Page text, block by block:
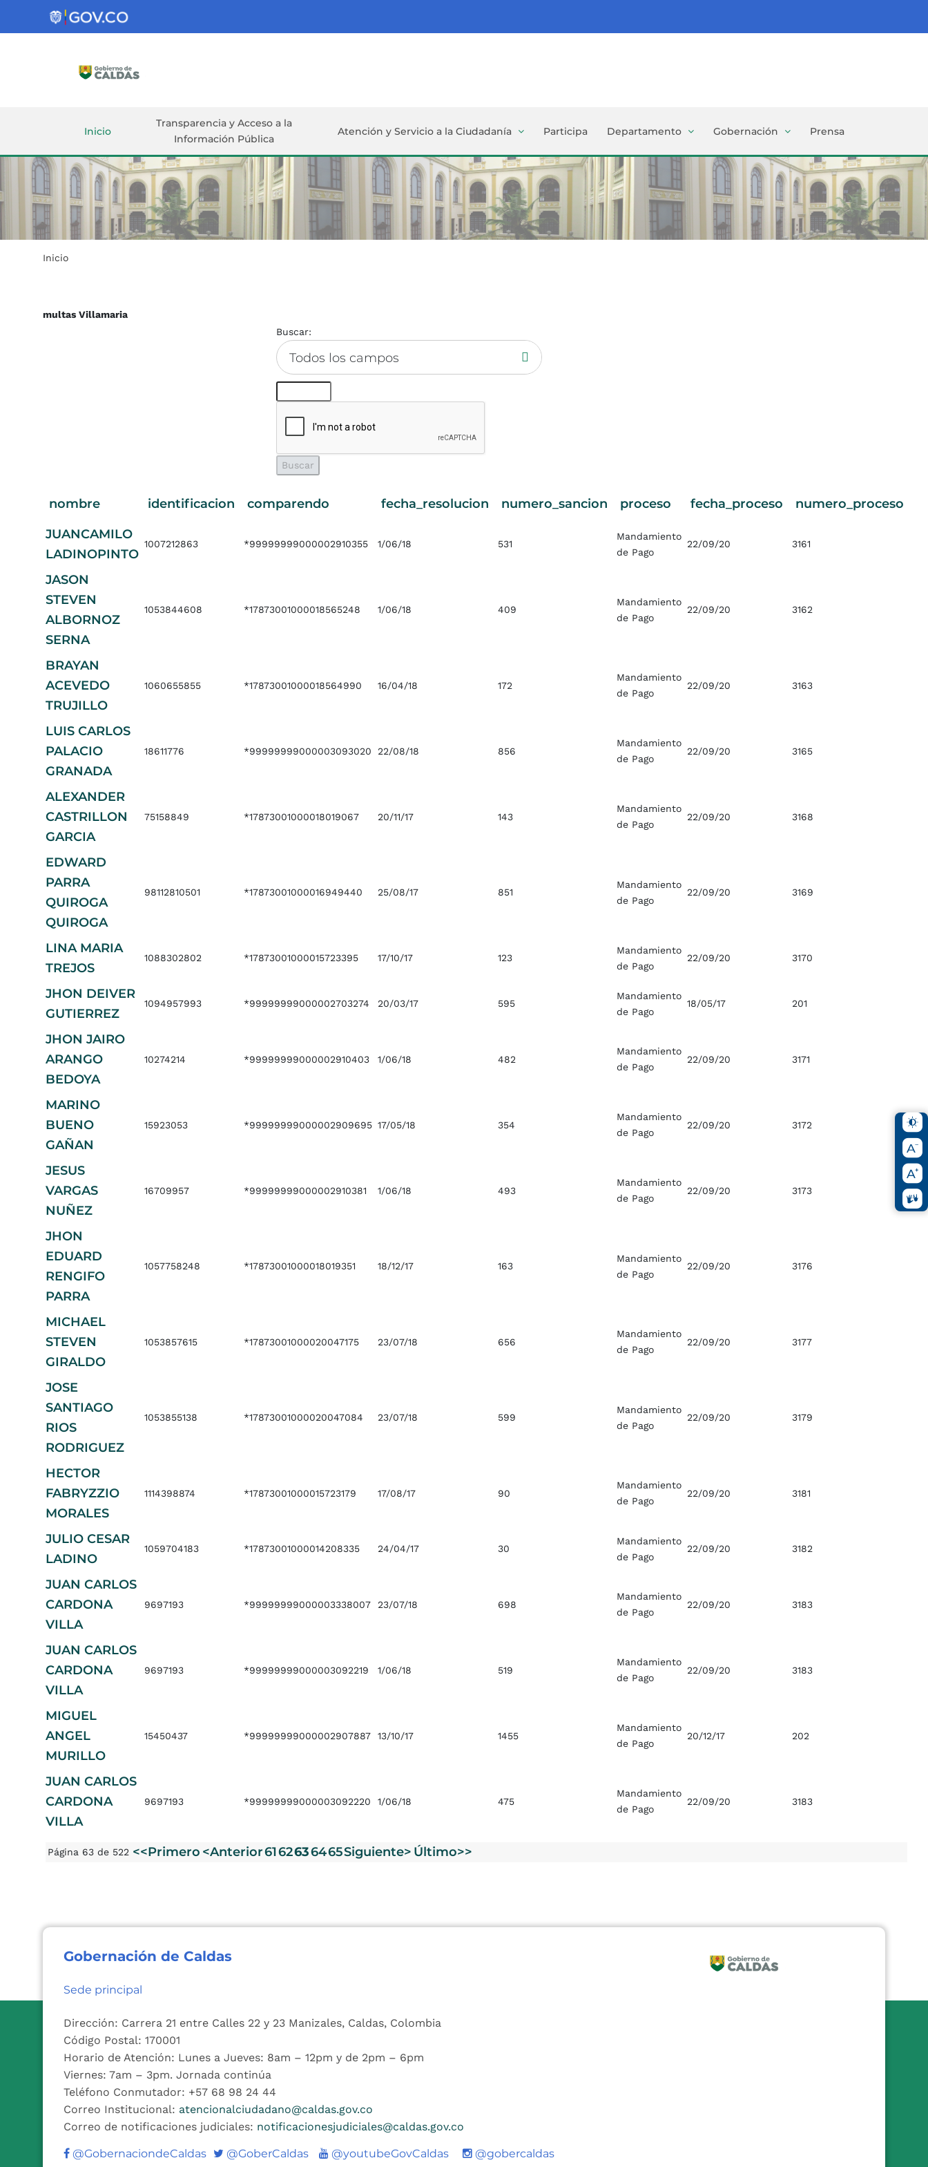
Gobernación
Inicio
Transparencia y Acceso a la
Información Pública
Atención y Servicio a la Ciudadanía Participa Departamento Gobernación Prensa
Inicio
multas Villamaria
Buscar:
Todos los campos
nombre identificacion comparendo fecha_resolucion numero_sancion proceso fecha_proceso
numero_proceso
JUANCAMILO
LADINOPINTO
1007212863 *99999999000002910355 1/06/18 531
Mandamiento
de Pago
22/09/20 3161
JASON
STEVEN
ALBORNOZ
SERNA
1053844608 *17873001000018565248 1/06/18 409
Mandamiento
de Pago
22/09/20 3162
BRAYAN
ACEVEDO
TRUJILLO
1060655855 *17873001000018564990 16/04/18 172
Mandamiento
de Pago
22/09/20 3163
LUIS CARLOS
PALACIO
GRANADA
18611776 *99999999000003093020 22/08/18 856
Mandamiento
de Pago
22/09/20 3165
ALEXANDER
CASTRILLON
GARCIA
75158849 *17873001000018019067 20/11/17 143
Mandamiento
de Pago
22/09/20 3168
EDWARD
PARRA
QUIROGA
QUIROGA
98112810501 *17873001000016949440 25/08/17 851
Mandamiento
de Pago
22/09/20 3169
LINA MARIA
TREJOS
1088302802 *17873001000015723395 17/10/17 123
Mandamiento
de Pago
22/09/20 3170
JHON DEIVER
GUTIERREZ
1094957993 *99999999000002703274 20/03/17 595
Mandamiento
de Pago
18/05/17 201
JHON JAIRO
ARANGO
BEDOYA
10274214 *99999999000002910403 1/06/18 482
Mandamiento
de Pago
22/09/20 3171
MARINO
BUENO
GAÑAN
15923053 *99999999000002909695 17/05/18 354
Mandamiento
de Pago
22/09/20 3172
JESUS
VARGAS
NUÑEZ
16709957 *99999999000002910381 1/06/18 493
Mandamiento
de Pago
22/09/20 3173
JHON
EDUARD
RENGIFO
PARRA
1057758248 *17873001000018019351 18/12/17 163
Mandamiento
de Pago
22/09/20 3176
MICHAEL
STEVEN
GIRALDO
1053857615 *17873001000020047175 23/07/18 656
Mandamiento
de Pago
22/09/20 3177
JOSE
SANTIAGO
RIOS
RODRIGUEZ
1053855138 *17873001000020047084 23/07/18 599
Mandamiento
de Pago
22/09/20 3179
HECTOR
FABRYZZIO
MORALES
1114398874 *17873001000015723179 17/08/17 90
Mandamiento
de Pago
22/09/20 3181
JULIO CESAR
LADINO
1059704183 *17873001000014208335 24/04/17 30
Mandamiento
de Pago
22/09/20 3182
JUAN CARLOS
CARDONA
VILLA
9697193 *99999999000003338007 23/07/18 698
Mandamiento
de Pago
22/09/20 3183
JUAN CARLOS
CARDONA
VILLA
9697193 *99999999000003092219 1/06/18 519
Mandamiento
de Pago
22/09/20 3183
MIGUEL
ANGEL
MURILLO
15450437 *99999999000002907887 13/10/17 1455
Mandamiento
de Pago
20/12/17 202
JUAN CARLOS
CARDONA
VILLA
9697193 *99999999000003092220 1/06/18 475
Mandamiento
de Pago
22/09/20 3183
Página 63 de 522 <<Primero <Anterior6162636465Siguiente> Último>>
Gobernación de Caldas
Sede principal
Dirección: Carrera 21 entre Calles 22 y 23 Manizales, Caldas, Colombia
Código Postal: 170001
Horario de Atención: Lunes a Jueves: 8am – 12pm y de 2pm – 6pm
Viernes: 7am – 3pm. Jornada continúa
Teléfono Conmutador: +57 68 98 24 44
Correo Institucional: atencionalciudadano@caldas.gov.co
Correo de notificaciones judiciales: notificacionesjudiciales@caldas.gov.co
@GobernaciondeCaldas Twitter
@GoberCaldas Youtube
@youtubeGovCaldas @gobercaldas